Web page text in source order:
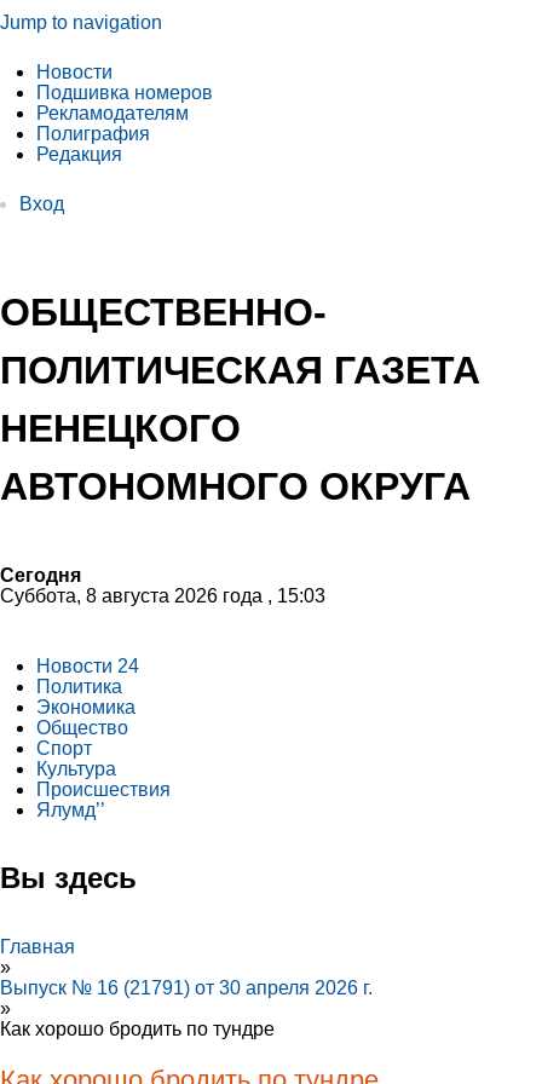
Jump to navigation
Новости
Подшивка номеров
Рекламодателям
Полиграфия
Редакция
Вход
ОБЩЕСТВЕННО-
ПОЛИТИЧЕСКАЯ ГАЗЕТА
НЕНЕЦКОГО
АВТОНОМНОГО ОКРУГА
Сегодня
Суббота, 8 августа 2026 года , 15:03
Новости 24
Политика
Экономика
Общество
Спорт
Культура
Происшествия
Ялумд’’
Вы здесь
Главная
»
Выпуск № 16 (21791) от 30 апреля 2026 г.
»
Как хорошо бродить по тундре